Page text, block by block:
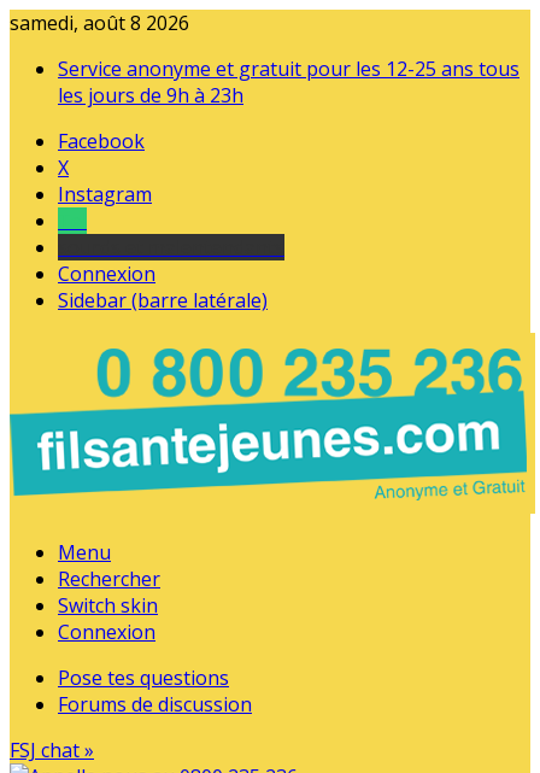
samedi, août 8 2026
Service anonyme et gratuit pour les 12-25 ans tous
les jours de 9h à 23h
Facebook
X
Instagram
Connexion
Sidebar (barre latérale)
Menu
Rechercher
Switch skin
Connexion
Pose tes questions
Forums de discussion
FSJ chat »